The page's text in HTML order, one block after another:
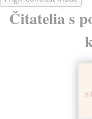
Čitatelia s